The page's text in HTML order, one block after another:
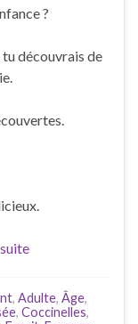
?
découvrais de
, Adulte, Âge,
, Coccinelles,